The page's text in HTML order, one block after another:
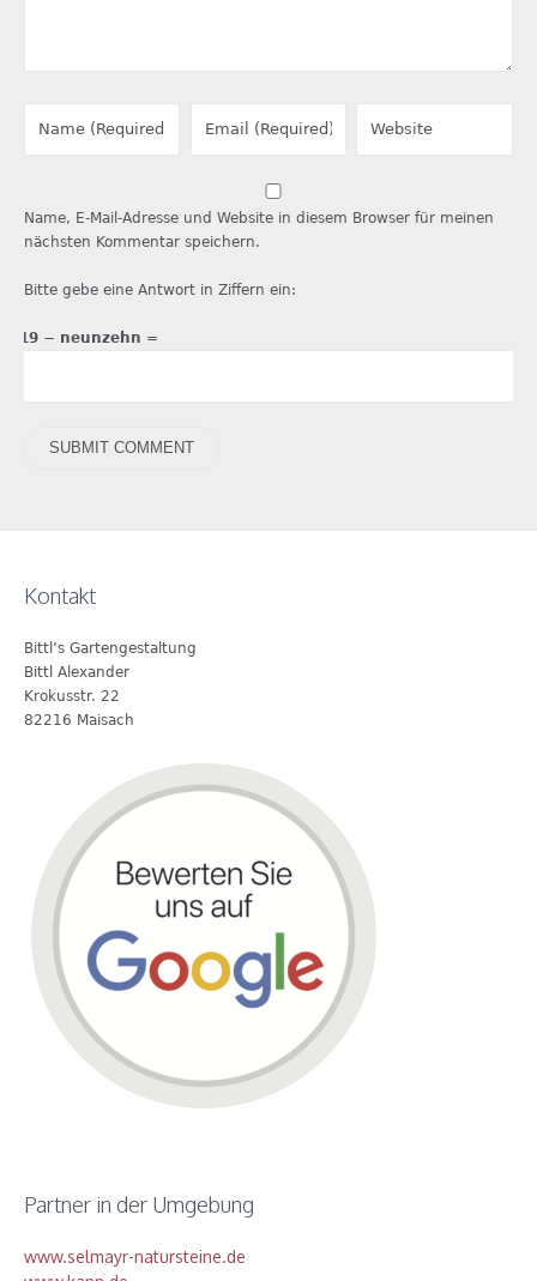
Name, E-Mail-Adresse und Website in diesem Browser für meinen
nächsten Kommentar speichern.
Bitte gebe eine Antwort in Ziffern ein:
19 − neunzehn =
Kontakt
Bittl’s Gartengestaltung
Bittl Alexander
Krokusstr. 22
82216 Maisach
Partner in der Umgebung
www.selmayr-natursteine.de